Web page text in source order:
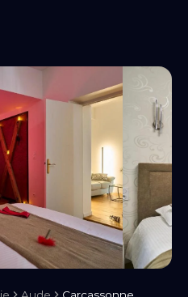
AquitaineOccitaniePays-de-
d'Azur
Maîtresse Dominatrice
Petite
Kink & FantasmesUnivers
Escapade Coquine
Aude Carcassonne